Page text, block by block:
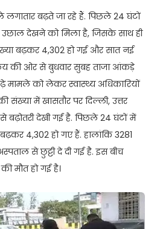
बढ़ते जा रहे हैं. पिछले 24 घंटों
देखने को मिला है, जिसके साथ ही
बढ़कर 4,302 हो गई और सात नई
की ओर से बुधवार सुबह ताजा आंकड़े
मामले को लेकर स्वास्थ्य अधिकारियों
संख्या में खासतौर पर दिल्ली, उत्तर
बढ़ोतरी देखी गई है. पिछले 24 घंटों में
4,302 हो गए हैं. हालांकि 3281
से छुट्टी दे दी गई है. इस बीच
मौत हो गई है।